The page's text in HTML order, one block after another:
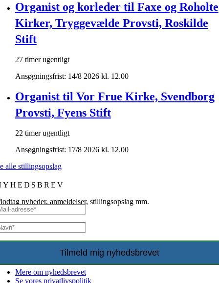
Organist og korleder til Faxe og Roholte
Kirker, Tryggevælde Provsti, Roskilde
Stift
27 timer ugentligt
Ansøgningsfrist: 14/8 2026 kl. 12.00
Organist til Vor Frue Kirke, Svendborg
Provsti, Fyens Stift
22 timer ugentligt
Ansøgningsfrist: 17/8 2026 kl. 12.00
alle stillingsopslag
nyheder, anmeldelser, stillingsopslag mm.
Mere om nyhedsbrevet
Se vores privatlivspolitik